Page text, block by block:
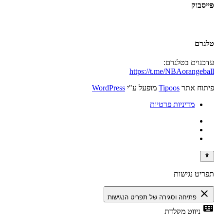
פייסבוק
טלגרם
עדכנוים בטלגרם:
https://t.me/NBAorangeball
פיתוח אתר Tipoos מופעל ע"י WordPress
מדיניות פרטיות
תפריט נגישות
close פתיחה וסגירה של תפריט הנגישות
keyboard ניווט מקלדת